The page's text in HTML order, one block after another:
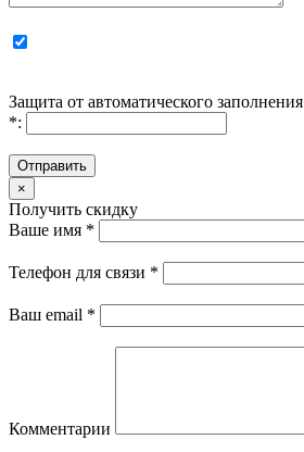
Защита от автоматического заполнения
*:
Отправить
×
Получить скидку
Ваше имя *
Телефон для связи *
Ваш email *
Комментарии